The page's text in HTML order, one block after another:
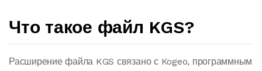
Что такое файл KGS?
Расширение файла KGS связано с Kogeo, программным